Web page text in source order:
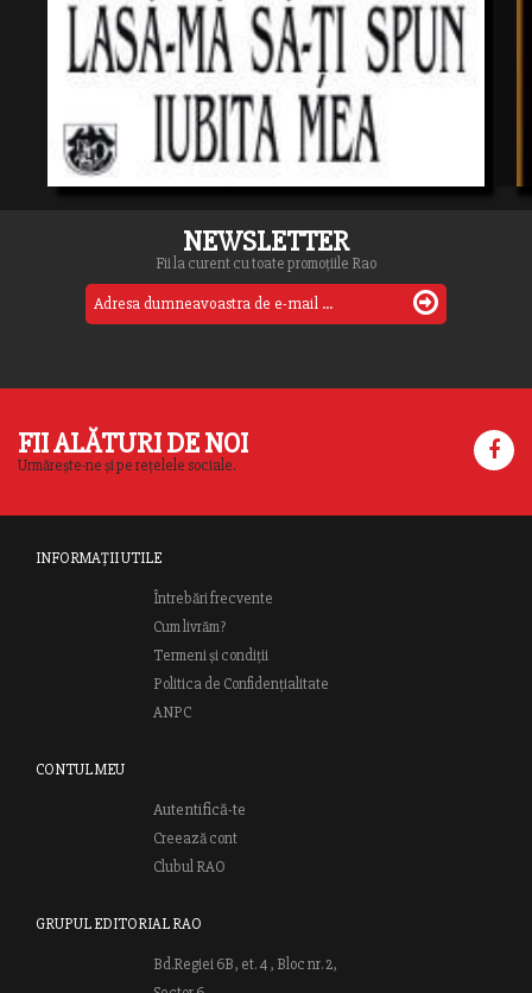
NEWSLETTER
Fii la curent cu toate promoțiile Rao
FII ALĂTURI DE NOI
Urmărește-ne și pe rețelele sociale.
INFORMAȚII UTILE
Întrebări frecvente
Cum livrăm?
Termeni și condiții
Politica de Confidențialitate
ANPC
CONTUL MEU
Autentifică-te
Creează cont
Clubul RAO
GRUPUL EDITORIAL RAO
Bd.Regiei 6B, et. 4 , Bloc nr. 2,